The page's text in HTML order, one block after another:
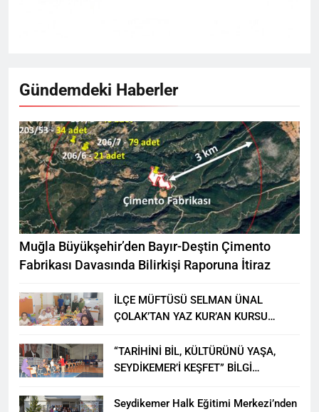
Gündemdeki Haberler
Muğla Büyükşehir’den Bayır-Deştin Çimento
Fabrikası Davasında Bilirkişi Raporuna İtiraz
İLÇE MÜFTÜSÜ SELMAN ÜNAL
ÇOLAK’TAN YAZ KUR’AN KURSU
“TARİHİNİ BİL, KÜLTÜRÜNÜ YAŞA,
SEYDİKEMER’İ KEŞFET” BİLGİ
Seydikemer Halk Eğitimi Merkezi’nden